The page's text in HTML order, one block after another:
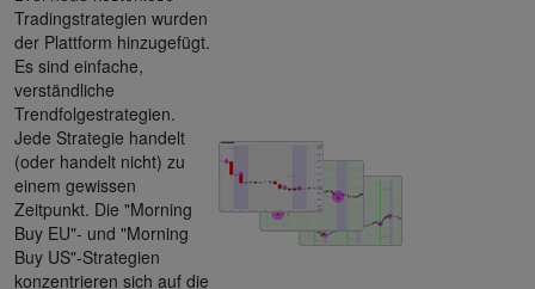
Tradingstrategien wurden
der Plattform hinzugefügt.
Es sind einfache,
verständliche
Trendfolgestrategien.
Jede Strategie handelt
(oder handelt nicht) zu
einem gewissen
Zeitpunkt. Die "Morning
Buy EU"- und "Morning
Buy US"-Strategien
konzentrieren sich auf die